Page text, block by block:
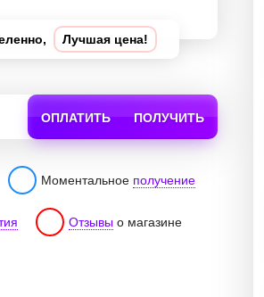
Лучшая цена!
ОПЛАТИТЬ ПОЛУЧИТЬ
Моментальное получение
Отзывы о магазине